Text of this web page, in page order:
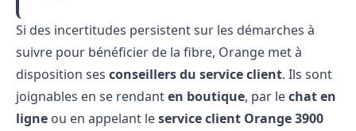
Si des incertitudes persistent sur les démarches à
suivre pour bénéficier de la fibre, Orange met à
disposition ses conseillers du service client. Ils sont
joignables en se rendanten boutique, par lechat en
ligne ou en appelant leservice client Orange 3900